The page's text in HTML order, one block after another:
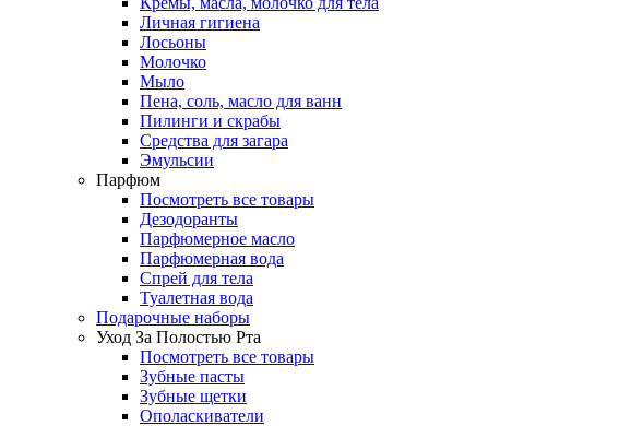
Личная гигиена
Лосьоны
Молочко
Мыло
Пена, соль, масло для ванн
Пилинги и скрабы
Средства для загара
Эмульсии
Парфюм
Посмотреть все товары
Дезодоранты
Парфюмерное масло
Парфюмерная вода
Спрей для тела
Туалетная вода
Подарочные наборы
Уход За Полостью Рта
Посмотреть все товары
Зубные пасты
Зубные щетки
Ополаскиватели